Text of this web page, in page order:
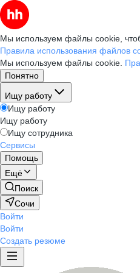
Мы используем файлы cookie,
Правила использования файлов
Мы используем файлы cookie.
Понятно
Ищу работу
Ищу работу
Ищу работу
Ищу сотрудника
Сервисы
Помощь
Ещё
Поиск
Сочи
Войти
Войти
Создать резюме